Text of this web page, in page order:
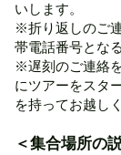
いします。
​※折り返しのご
帯電話番号とな
※遅刻のご連絡
にツアーをスタ
を持ってお越し
＜集合場所の